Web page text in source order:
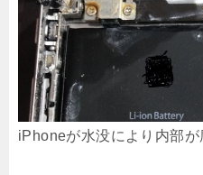
iPhoneが水没により内部